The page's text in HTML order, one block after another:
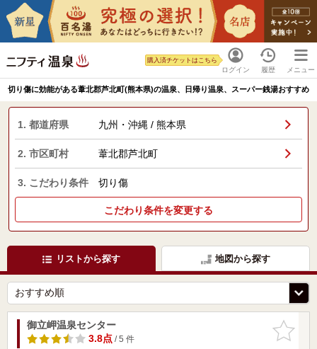
ログイン
購入済チケットはこちら
履歴 メニュー
切り傷に効能がある葦北郡芦北町(熊本県)の温泉、日帰り温泉、スーパー銭湯おすすめ
1. 都道府県 九州・沖縄 / 熊本県
2. 市区町村 葦北郡芦北町
3. こだわり条件 切り傷
こだわり条件を変更する
リストから探す 地図から探す
お気に入
りに追加
御立岬温泉センター
3.8点/ 5 件